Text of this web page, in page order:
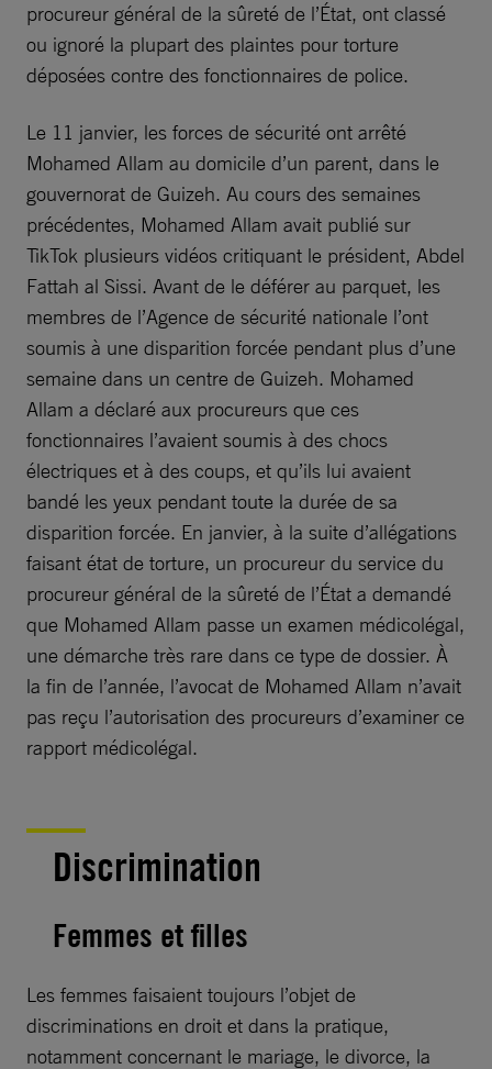
procureur général de la sûreté de l’État, ont classé
ou ignoré la plupart des plaintes pour torture
déposées contre des fonctionnaires de police.
Le 11 janvier, les forces de sécurité ont arrêté
Mohamed Allam au domicile d’un parent, dans le
gouvernorat de Guizeh. Au cours des semaines
précédentes, Mohamed Allam avait publié sur
TikTok plusieurs vidéos critiquant le président, Abdel
Fattah al Sissi. Avant de le déférer au parquet, les
membres de l’Agence de sécurité nationale l’ont
soumis à une disparition forcée pendant plus d’une
semaine dans un centre de Guizeh. Mohamed
Allam a déclaré aux procureurs que ces
fonctionnaires l’avaient soumis à des chocs
électriques et à des coups, et qu’ils lui avaient
bandé les yeux pendant toute la durée de sa
disparition forcée. En janvier, à la suite d’allégations
faisant état de torture, un procureur du service du
procureur général de la sûreté de l’État a demandé
que Mohamed Allam passe un examen médicolégal,
une démarche très rare dans ce type de dossier. À
la fin de l’année, l’avocat de Mohamed Allam n’avait
pas reçu l’autorisation des procureurs d’examiner ce
rapport médicolégal.
Discrimination
Femmes et filles
Les femmes faisaient toujours l’objet de
discriminations en droit et dans la pratique,
notamment concernant le mariage, le divorce, la